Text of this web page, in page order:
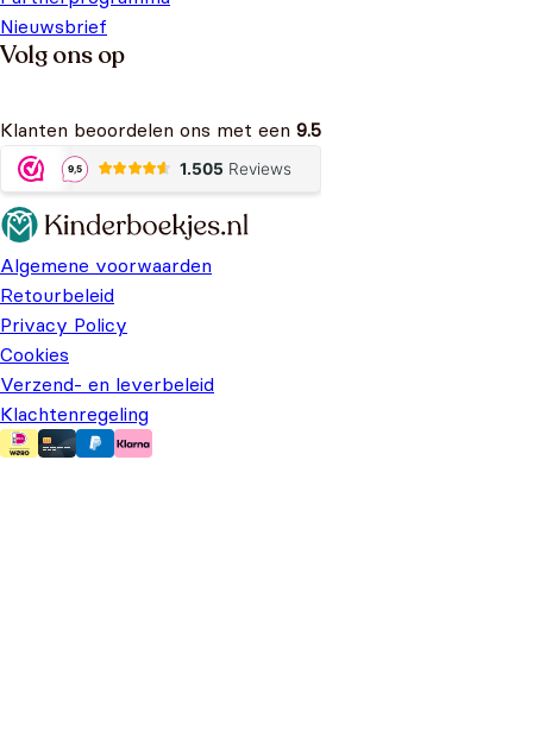
Nieuwsbrief
Volg ons op
Klanten beoordelen ons met een 9.5
Algemene voorwaarden
Retourbeleid
Privacy Policy
Cookies
Verzend- en leverbeleid
Klachtenregeling